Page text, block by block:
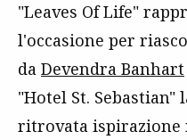
"Leaves Of Life"
l'occasione per
da Devendra Banhart
"Hotel St. Sebastian"
ritrovata